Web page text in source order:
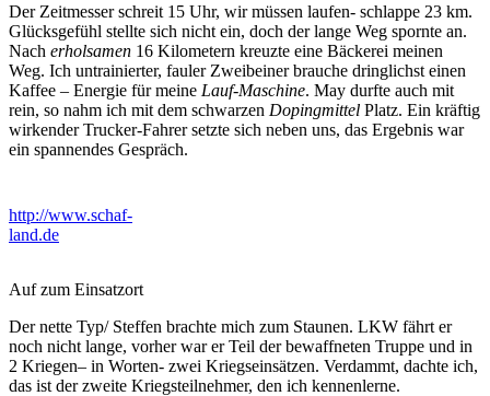
Der Zeitmesser schreit 15 Uhr, wir müssen laufen- schlappe 23 km.
Glücksgefühl stellte sich nicht ein, doch der lange Weg spornte an.
Nach erholsamen 16 Kilometern kreuzte eine Bäckerei meinen
Weg. Ich untrainierter, fauler Zweibeiner brauche dringlichst einen
Kaffee – Energie für meine Lauf-Maschine. May durfte auch mit
rein, so nahm ich mit dem schwarzen Dopingmittel Platz. Ein kräftig
wirkender Trucker-Fahrer setzte sich neben uns, das Ergebnis war
ein spannendes Gespräch.
http://www.schaf-
land.de
Auf zum Einsatzort
Der nette Typ/ Steffen brachte mich zum Staunen. LKW fährt er
noch nicht lange, vorher war er Teil der bewaffneten Truppe und in
2 Kriegen– in Worten- zwei Kriegseinsätzen. Verdammt, dachte ich,
das ist der zweite Kriegsteilnehmer, den ich kennenlerne.